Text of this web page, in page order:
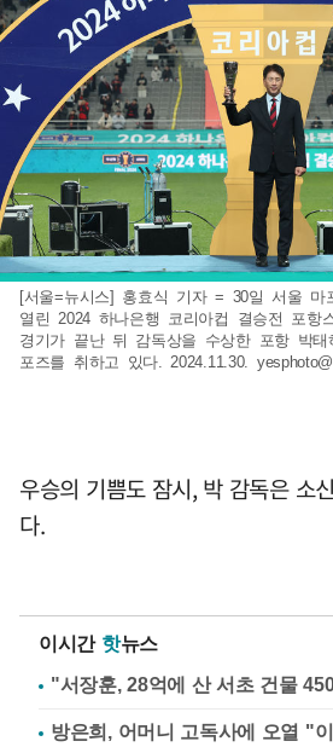
[서울=뉴시스] 홍효식 기자 = 30일 서울 마
열린 2024 하나은행 코리아컵 결승전 포항
경기가 끝난 뒤 감독상을 수상한 포항 박
포즈를 취하고 있다. 2024.11.30.
우승의 기쁨도 잠시, 박 감독은 소
다.
이시간 핫뉴스
"서장훈, 28억에 산 서초 건물
방은희, 어머니 고독사에 오열 "